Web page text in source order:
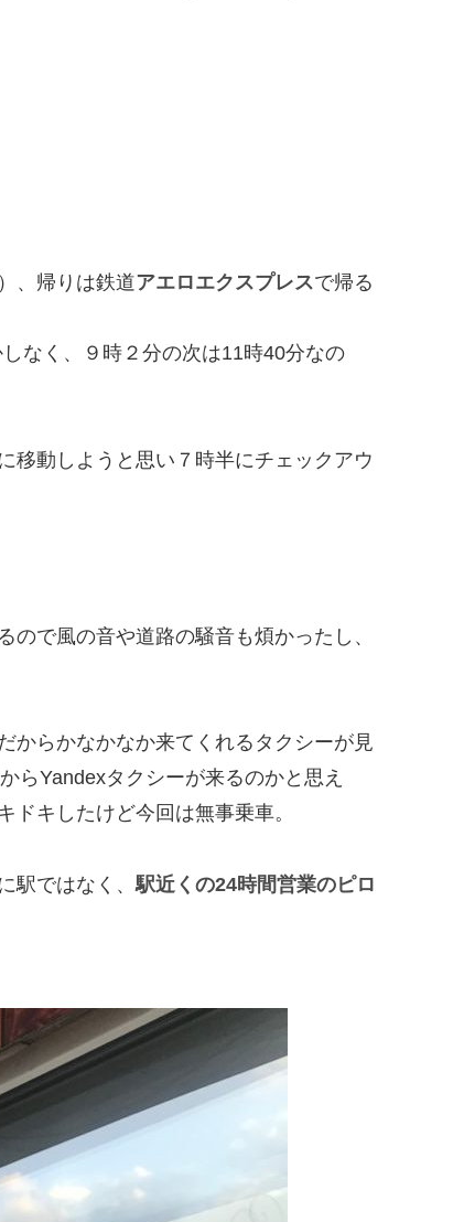
、帰りは鉄道アエロエクスプレスで帰る
なく、９時２分の次は11時40分なの
移動しようと思い７時半にチェックアウ
で風の音や道路の騒音も煩かったし、
からかなかなか来てくれるタクシーが見
らYandexタクシーが来るのかと思え
キしたけど今回は無事乗車。
駅ではなく、駅近くの24時間営業のピロ